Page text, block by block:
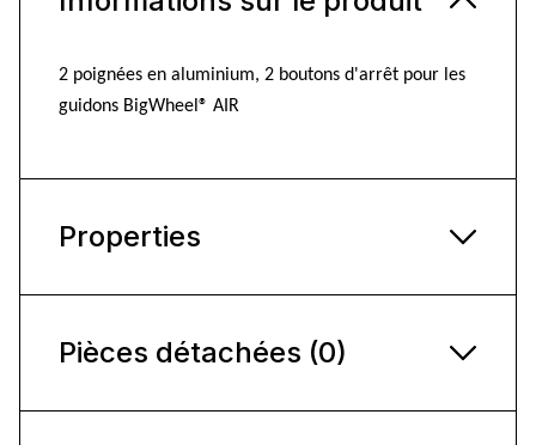
2 poignées en aluminium, 2 boutons d'arrêt pour les
guidons BigWheel® AIR
Properties
Pièces détachées (0)